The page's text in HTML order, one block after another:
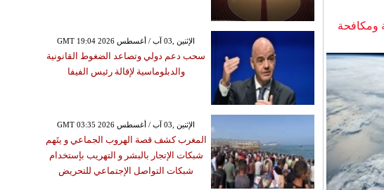
ومكافحة
GMT 19:04 2026 الإثنين ,03 آب / أغسطس
سحب دعم دولي وتصاعد الضغوط القانونية
والدبلوماسية لإقالة رئيس الفيفا
GMT 03:35 2026 الإثنين ,03 آب / أغسطس
المغرب كشف قصة الهروب الجماعي و يتَهم
شبكات الإتجار بالبشر و التهريب بإستخدام
شبكات التواصل الإجتماعي للتحريض